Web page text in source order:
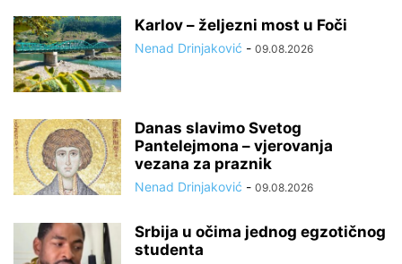
Karlov – željezni most u Foči
Nenad Drinjaković - 09.08.2026
Danas slavimo Svetog
Pantelejmona – vjerovanja
vezana za praznik
Nenad Drinjaković - 09.08.2026
Srbija u očima jednog egzotičnog
studenta